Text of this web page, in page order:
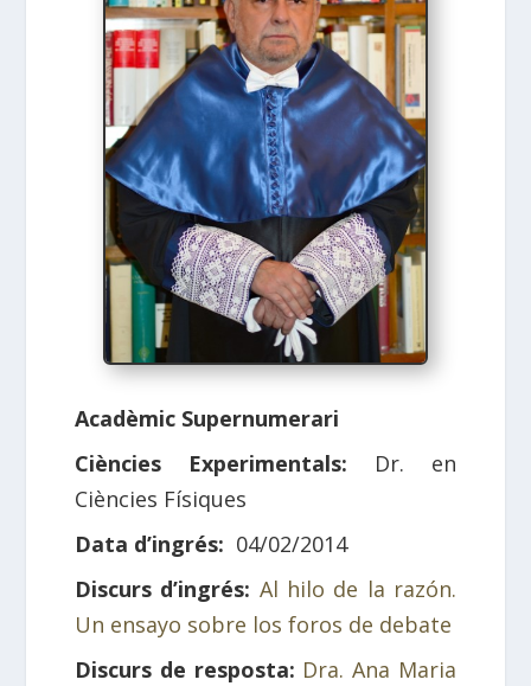
Acadèmic Supernumerari
Ciències Experimentals: Dr. en
Ciències Físiques
Data d’ingrés: 04/02/2014
Discurs d’ingrés: Al hilo de la razón.
Un ensayo sobre los foros de debate
Discurs de resposta: Dra. Ana Maria